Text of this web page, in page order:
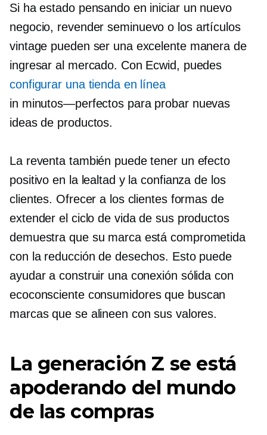
Si ha estado pensando en iniciar un nuevo
negocio, revenderseminuevo o los artículos
vintage pueden ser una excelente manera de
ingresar al mercado. Con Ecwid, puedes
configurar una tienda en línea
in minutos—perfectos para probar nuevas
ideas de productos.
La reventa también puede tener un efecto
positivo en la lealtad y la confianza de los
clientes. Ofrecer a los clientes formas de
extender el ciclo de vida de sus productos
demuestra que su marca está comprometida
con la reducción de desechos. Esto puede
ayudar a construir una conexión sólida con
ecoconscienteconsumidores que buscan
marcas que se alineen con sus valores.
La generación Z se está
apoderando del mundo
de las compras